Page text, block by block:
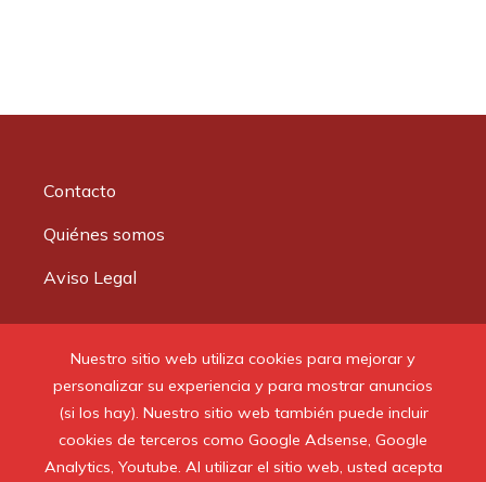
Nuestro sitio web utiliza cookies para mejorar y
personalizar su experiencia y para mostrar anuncios
(si los hay). Nuestro sitio web también puede incluir
cookies de terceros como Google Adsense, Google
Analytics, Youtube. Al utilizar el sitio web, usted acepta
Contacto
Quiénes somos
Aviso Legal
© 2020 Todos los derechos reservados.